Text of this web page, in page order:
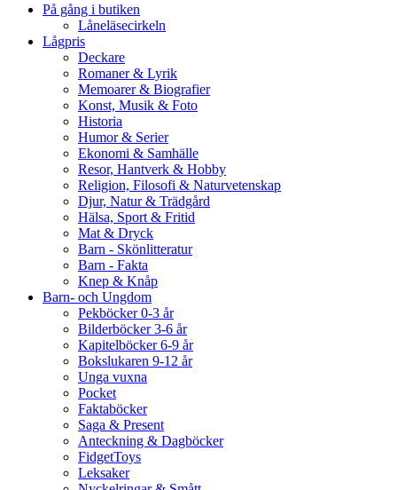
På gång i butiken
Låneläsecirkeln
Lågpris
Deckare
Romaner & Lyrik
Memoarer & Biografier
Konst, Musik & Foto
Historia
Humor & Serier
Ekonomi & Samhälle
Resor, Hantverk & Hobby
Religion, Filosofi & Naturvetenskap
Djur, Natur & Trädgård
Hälsa, Sport & Fritid
Mat & Dryck
Barn - Skönlitteratur
Barn - Fakta
Knep & Knåp
Barn- och Ungdom
Pekböcker 0-3 år
Bilderböcker 3-6 år
Kapitelböcker 6-9 år
Bokslukaren 9-12 år
Unga vuxna
Pocket
Faktaböcker
Saga & Present
Anteckning & Dagböcker
FidgetToys
Leksaker